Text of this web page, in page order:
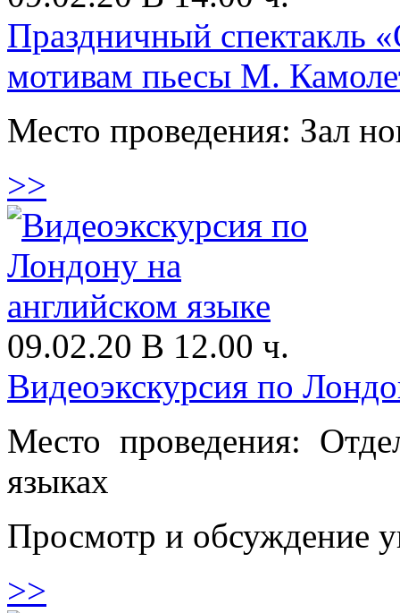
Праздничный спектакль
мотивам пьесы М.
Место проведения: Зал
>>
09.02.20 В 12.00 ч.
Видеоэкскурсия по
Место проведения:
языках
Просмотр и обсуждение
>>